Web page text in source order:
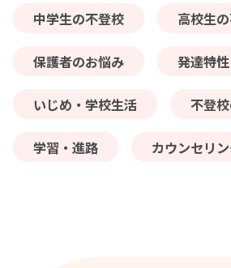
中学生の不登校 高校生
保護者のお悩み 発達特
いじめ・学校生活 不登
学習・進路 カウンセリ